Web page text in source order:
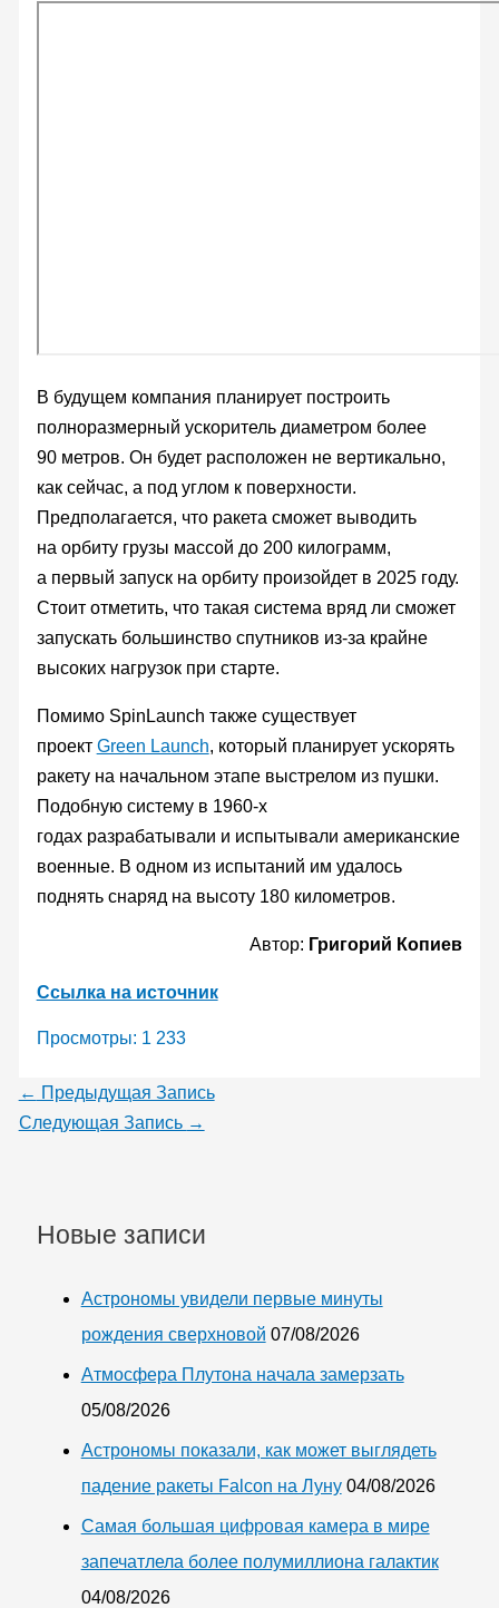
В будущем компания планирует построить
полноразмерный ускоритель диаметром более
90 метров. Он будет расположен не вертикально,
как сейчас, а под углом к поверхности.
Предполагается, что ракета сможет выводить
на орбиту грузы массой до 200 килограмм,
а первый запуск на орбиту произойдет в 2025 году.
Стоит отметить, что такая система вряд ли сможет
запускать большинство спутников из-за крайне
высоких нагрузок при старте.
Помимо SpinLaunch также существует
проект Green Launch, который планирует ускорять
ракету на начальном этапе выстрелом из пушки.
Подобную систему в 1960-х
годах разрабатывали и испытывали американские
военные. В одном из испытаний им удалось
поднять снаряд на высоту 180 километров.
Автор: Григорий Копиев
Ссылка на источник
Просмотры: 1 233
← Предыдущая Запись
Следующая Запись →
Новые записи
Астрономы увидели первые минуты
рождения сверхновой 07/08/2026
Атмосфера Плутона начала замерзать
05/08/2026
Астрономы показали, как может выглядеть
падение ракеты Falcon на Луну 04/08/2026
Самая большая цифровая камера в мире
запечатлела более полумиллиона галактик
04/08/2026